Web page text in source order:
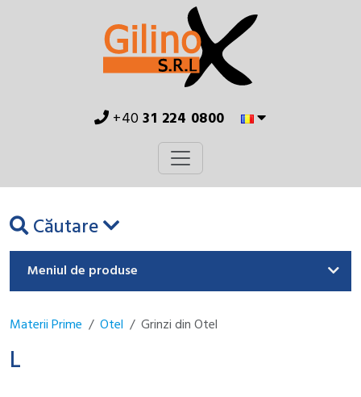
+4031 224 0800
Căutare
Meniul de produse
Materii Prime Otel Grinzi din Otel
L